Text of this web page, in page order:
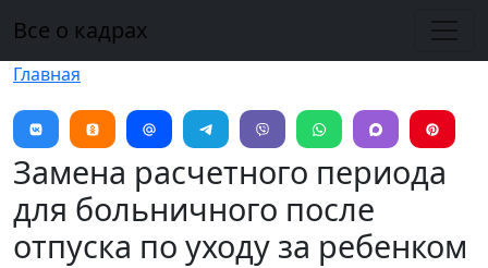
Все о кадрах
Главная
Замена расчетного периода
для больничного после
отпуска по уходу за ребенком